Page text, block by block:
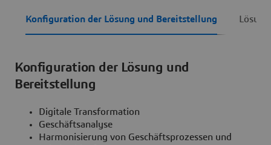
Konfiguration der Lösung und Bereitstellung
Konfiguration der Lösung und
Bereitstellung
Digitale Transformation
Geschäftsanalyse
Harmonisierung von Geschäftsprozessen und